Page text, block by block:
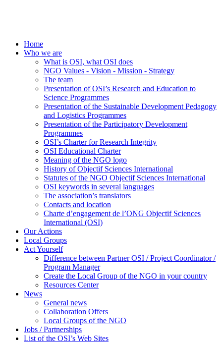
Home
Who we are
What is OSI, what OSI does
NGO Values - Vision - Mission - Strategy
The team
Presentation of OSI’s Research and Education to
Science Programmes
Presentation of the Sustainable Development Pedagogy
and Logistics Programmes
Presentation of the Participatory Development
Programmes
OSI’s Charter for Research Integrity
OSI Educational Charter
Meaning of the NGO logo
History of Objectif Sciences International
Statutes of the NGO Objectif Sciences International
OSI keywords in several languages
The association’s translators
Contacts and location
Charte d’engagement de l’ONG Objectif Sciences
International (OSI)
Our Actions
Local Groups
Act Yourself
Difference between Partner OSI / Project Coordinator /
Program Manager
Create the Local Group of the NGO in your country
Resources Center
News
General news
Collaboration Offers
Local Groups of the NGO
Jobs / Partnerships
List of the OSI’s Web Sites